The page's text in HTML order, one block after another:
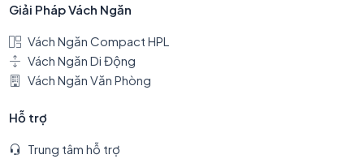
Giải Pháp Vách Ngăn
Vách Ngăn Compact HPL
Vách Ngăn Di Động
Vách Ngăn Văn Phòng
Hỗ trợ
Trung tâm hỗ trợ